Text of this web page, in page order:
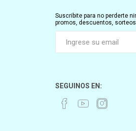
Suscribite para no perderte
promos, descuentos,
SEGUINOS EN: